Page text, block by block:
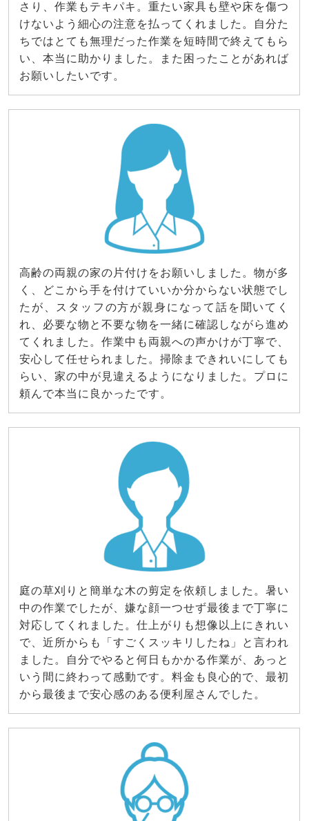
さり、作業もテキパキ。重たい家具も壁や床を傷つ
けないよう細心の注意を払ってくれました。自分た
ちではとても無理だった作業を短時間で終えてもら
い、本当に助かりました。また困ったことがあれば
お願いしたいです。
高齢の両親の家の片付けをお願いしました。物が多
く、どこから手を付けていいか分からない状態でし
たが、スタッフの方が親身になって話を聞いてく
れ、必要な物と不要な物を一緒に確認しながら進め
てくれました。作業中も両親への声かけが丁寧で、
安心して任せられました。掃除まできれいにしても
らい、家の中が見違えるようになりました。プロに
頼んで本当に良かったです。
庭の草刈りと簡単な木の剪定を依頼しました。暑い
中の作業でしたが、嫌な顔一つせず最後まで丁寧に
対応してくれました。仕上がりも想像以上にきれい
で、近所からも「すごくスッキリしたね」と言われ
ました。自分でやると何日もかかる作業が、あっと
いう間に終わって感動です。料金も良心的で、最初
から最後まで安心感のある便利屋さんでした。